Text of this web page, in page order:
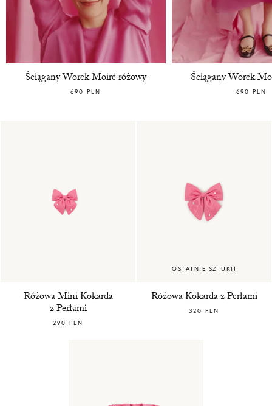
Ściągany Worek Moiré różowy
690 PLN
Ściągany Worek
690 PLN
Różowa Mini Kokarda
z Perłami
290 PLN
OSTATNIE SZTUKI!
Różowa Kokarda z Perłami
320 PLN